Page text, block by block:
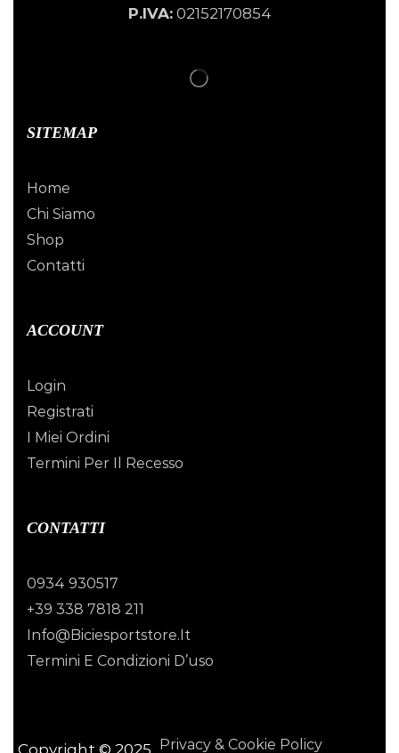
P.IVA:02152170854
SITEMAP
Home
Chi Siamo
Shop
Contatti
ACCOUNT
Login
Registrati
I Miei Ordini
Termini Per Il Recesso
CONTATTI
0934 930517
+39 338 7818 211
Info@biciesportstore.it
Termini E Condizioni D’uso
Privacy & Cookie Policy